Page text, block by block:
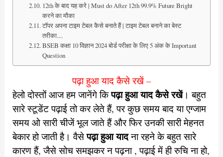
12th के बाद यह करे | Must do After 12th 99.9% Future Bright
करने का मौका
टॉपर अपना टाइम टेबल कैसे बनाते हैं | टाइम टेबल बनाने का बेस्ट
तरीका....
BSEB कक्षा 10 विज्ञान 2024 बोर्ड परीक्षा के लिए 5 अंक के Important
Question
पढ़ा हुआ याद कैसे रखें –
हेलो दोस्तों आज हम जानेंगे किपढ़ा हुआ याद कैसे रखें।बहुत
सारे स्टूडेंट पढ़ाई तो कर लेते हैं, पर कुछ समय बाद या एग्जाम
समय ओ सारी चीजें भूल जाते हैं और फिर उनकी सारी मेहनत
बेकार हो जाती है।वैसेपढ़ा हुआ यादना रहने के बहुत सारे
कारण हैं, जैसे सोच समझकर न पढ़ना , पढ़ाई में ही रुचि ना हो,